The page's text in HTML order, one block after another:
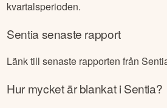
kvartalsperioden.
Sentiasenaste rapport
Länk till senaste rapporten från
Hur mycket är blankat iSentia?